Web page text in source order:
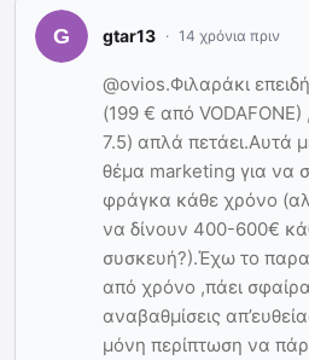
gtar13 14 χρόνια πριν
@ovios.Φιλαράκι
(199 € από VODAFONE)
7.5) απλά πετάει.Αυτά
θέμα marketing για να
φράγκα κάθε χρόνο
να δίνουν 400-600€
συσκευή?).Έχω το
από χρόνο ,πάει σφαίρα
αναβαθμίσεις
μόνη περίπτωση να